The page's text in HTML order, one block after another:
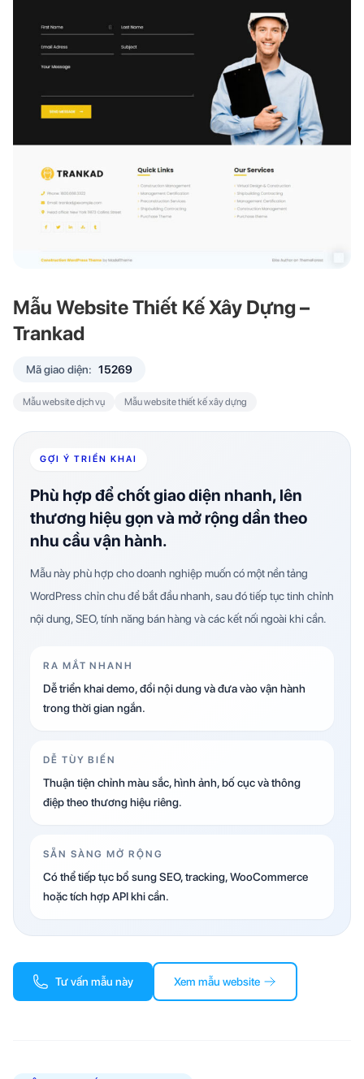
Mẫu Website Thiết Kế Xây Dựng –
Trankad
Mã giao diện: 15269
Mẫu website dịch vụ Mẫu website thiết kế xây dựng
GỢI Ý TRIỂN KHAI
Phù hợp để chốt giao diện nhanh, lên
thương hiệu gọn và mở rộng dần theo
nhu cầu vận hành.
Mẫu này phù hợp cho doanh nghiệp muốn có một nền tảng
WordPress chỉn chu để bắt đầu nhanh, sau đó tiếp tục tinh chỉnh
nội dung, SEO, tính năng bán hàng và các kết nối ngoài khi cần.
RA MẮT NHANH
Dễ triển khai demo, đổi nội dung và đưa vào vận hành
trong thời gian ngắn.
DỄ TÙY BIẾN
Thuận tiện chỉnh màu sắc, hình ảnh, bố cục và thông
điệp theo thương hiệu riêng.
SẴN SÀNG MỞ RỘNG
Có thể tiếp tục bổ sung SEO, tracking, WooCommerce
hoặc tích hợp API khi cần.
Tư vấn mẫu này Xem mẫu website